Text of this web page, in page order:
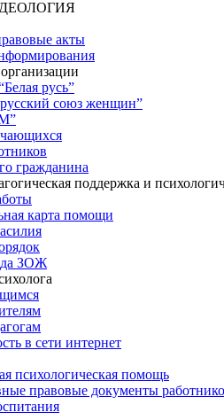
акты
русь”
союз женщин”
гражданина
поддержка и
карта помощи
ЗОЖ
в сети интернет
психологическая помощь
правовые документы